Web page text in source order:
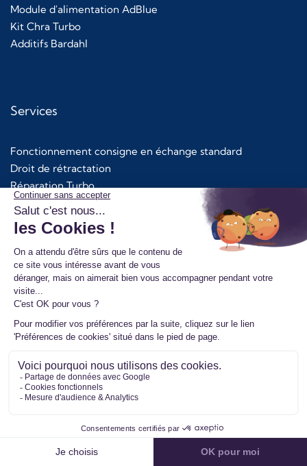
Module d'alimentation AdBlue
Kit Chra Turbo
Additifs Bardahl
Services
Fonctionnement consigne en échange standard
Droit de rétractation
Réparation Turbo
Fonctionnement échange standard
Retour de votre ancienne pièce
Avantages pour les pros
Pourquoi nous choisir ?
Top Références
Turbos d'occasion
Codes Erreurs
9.1/10
4,4/5